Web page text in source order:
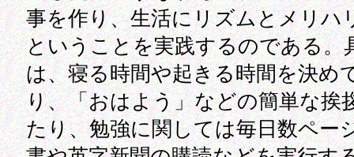
事を作り、生活にリズムとメリハ
ということを実践するのである。
は、寝る時間や起きる時間を決め
り、「おはよう」などの簡単な挨
たり、勉強に関しては毎日数ペー